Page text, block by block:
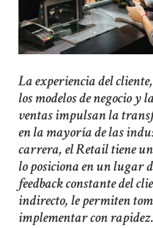
La experiencia del
los modelos de negocio y
ventas impulsan la
en la mayoría de las
carrera, el Retail tiene
lo posiciona en un lugar
feedback constante del
indirecto, le permiten
implementar con rapidez.